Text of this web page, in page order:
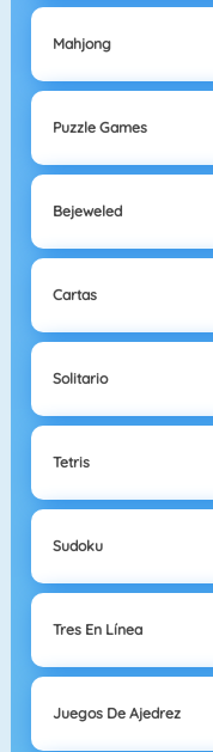
Mahjong
Puzzle Games
Bejeweled
Cartas
Solitario
Tetris
Sudoku
Tres En Línea
Juegos De Ajedrez